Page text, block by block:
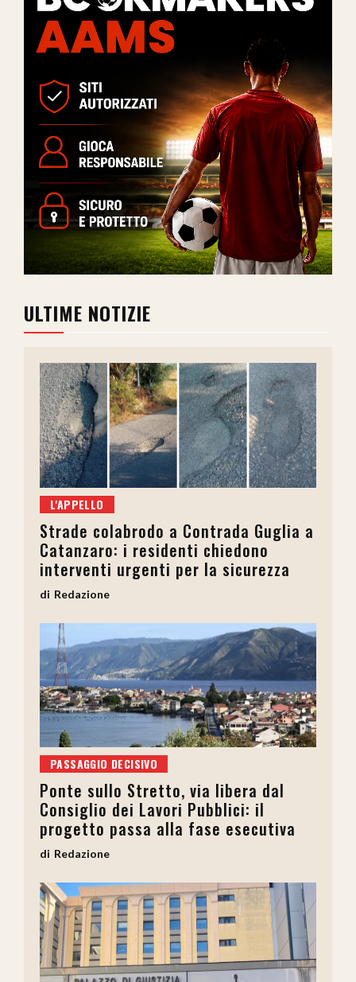
ULTIME NOTIZIE
L'APPELLO
Strade colabrodo a Contrada Guglia a
Catanzaro: i residenti chiedono
interventi urgenti per la sicurezza
Redazione
PASSAGGIO DECISIVO
Ponte sullo Stretto, via libera dal
Consiglio dei Lavori Pubblici: il
progetto passa alla fase esecutiva
Redazione